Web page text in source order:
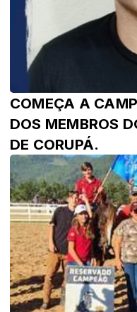
COMEÇA A
DOS MEMBROS
DE CORUPÁ.